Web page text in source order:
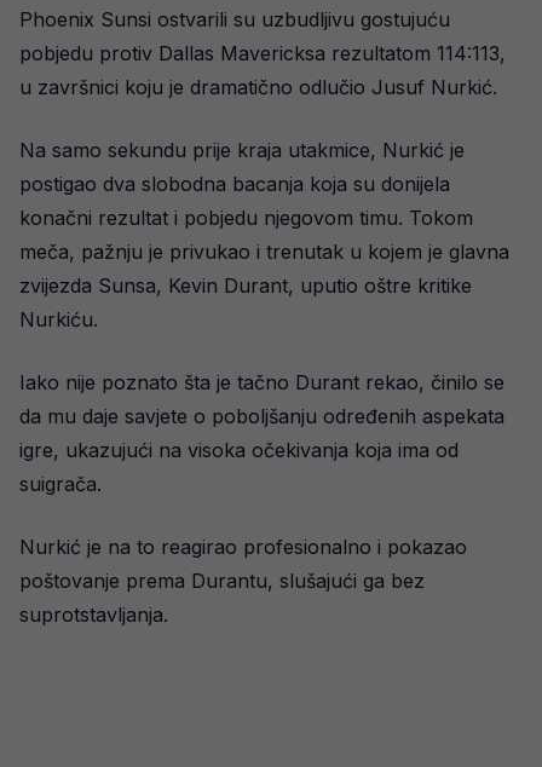
Phoenix Sunsi ostvarili su uzbudljivu gostujuću
pobjedu protiv Dallas Mavericksa rezultatom 114:113,
u završnici koju je dramatično odlučio Jusuf Nurkić.
Na samo sekundu prije kraja utakmice, Nurkić je
postigao dva slobodna bacanja koja su donijela
konačni rezultat i pobjedu njegovom timu. Tokom
meča, pažnju je privukao i trenutak u kojem je glavna
zvijezda Sunsa, Kevin Durant, uputio oštre kritike
Nurkiću.
Iako nije poznato šta je tačno Durant rekao, činilo se
da mu daje savjete o poboljšanju određenih aspekata
igre, ukazujući na visoka očekivanja koja ima od
suigrača.
Nurkić je na to reagirao profesionalno i pokazao
poštovanje prema Durantu, slušajući ga bez
suprotstavljanja.